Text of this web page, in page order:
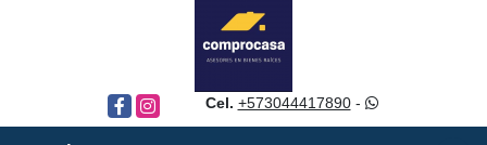
FacebookInstagram Cel. +573044417890-